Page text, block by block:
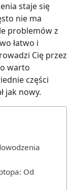
staje się
nie ma
problemów z
łatwo i
Cię przez
warto
części
jak nowy.
Od